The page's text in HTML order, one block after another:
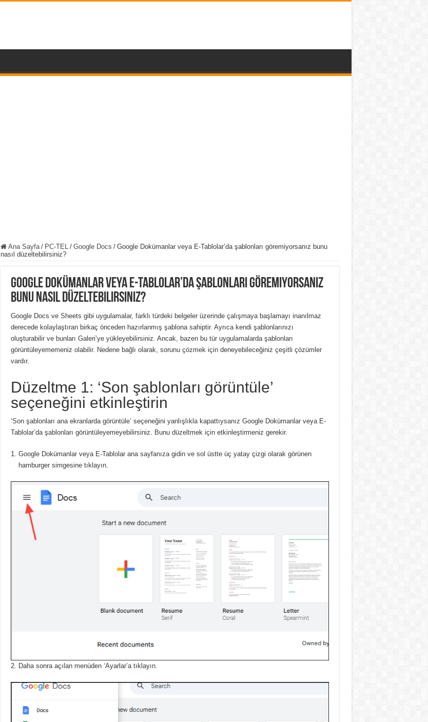
Ana Sayfa / PC-TEL / Google Docs / Google Dokümanlar veya E-Tablolar’da şablonları göremiyorsanız bunu
nasıl düzeltebilirsiniz?
Google Dokümanlar veya E-Tablolar’da şablonları göremiyorsanız
bunu nasıl düzeltebilirsiniz?
Google Docs ve Sheets gibi uygulamalar, farklı türdeki belgeler üzerinde çalışmaya başlamayı inanılmaz
derecede kolaylaştıran birkaç önceden hazırlanmış şablona sahiptir. Ayrıca kendi şablonlarınızı
oluşturabilir ve bunları Galeri’ye yükleyebilirsiniz. Ancak, bazen bu tür uygulamalarda şablonları
görüntüleyememeniz olabilir. Nedene bağlı olarak, sorunu çözmek için deneyebileceğiniz çeşitli çözümler
vardır.
Düzeltme 1: ‘Son şablonları görüntüle’
seçeneğini etkinleştirin
‘Son şablonları ana ekranlarda görüntüle’ seçeneğini yanlışlıkla kapattıysanız Google Dokümanlar veya E-
Tablolar’da şablonları görüntüleyemeyebilirsiniz. Bunu düzeltmek için etkinleştirmeniz gerekir.
Google Dokümanlar veya E-Tablolar ana sayfanıza gidin ve sol üstte üç yatay çizgi olarak görünen
hamburger simgesine tıklayın.
Daha sonra açılan menüden ‘Ayarlar’a tıklayın.